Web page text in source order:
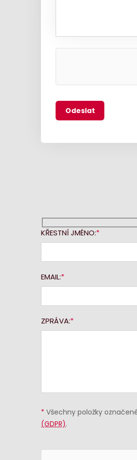
KŘESTNÍ JMÉNO:
EMAIL:
ZPRÁVA:
* Všechny položky
(GDPR).